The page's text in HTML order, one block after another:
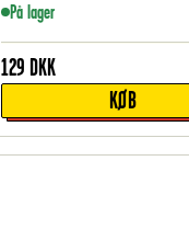
På lager
129 DKK
KØB